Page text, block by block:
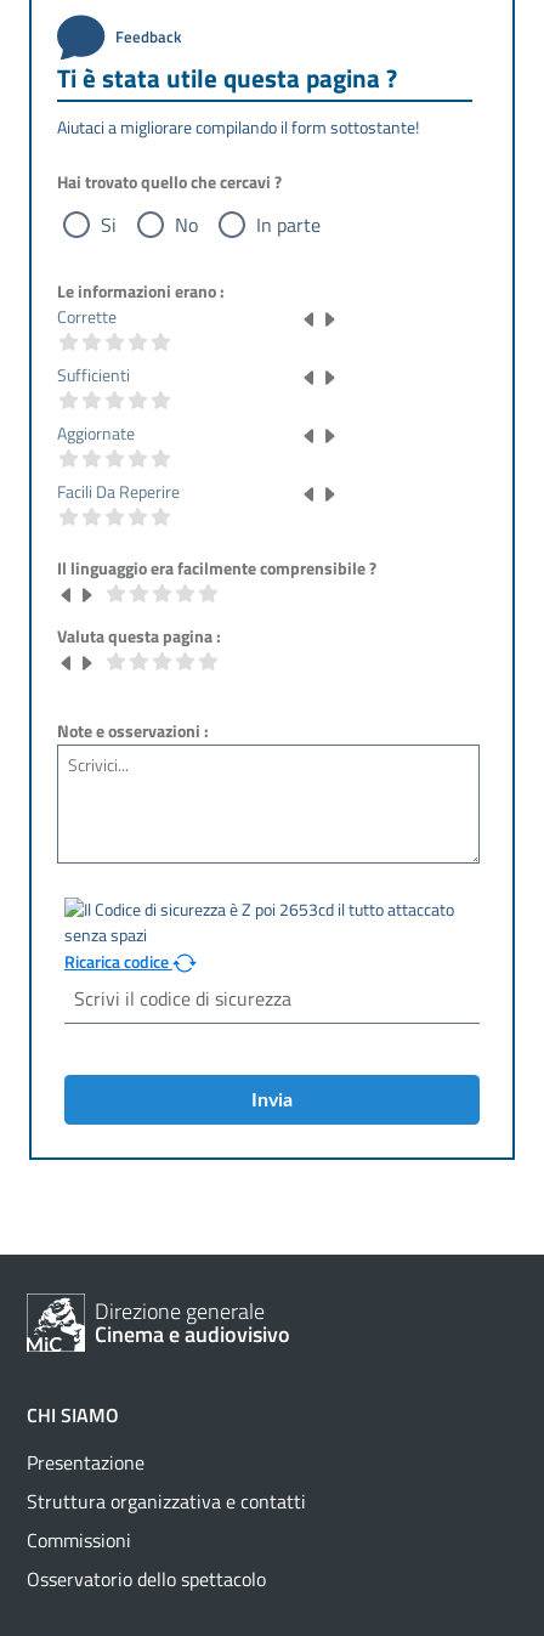
Feedback
Ti è stata utile questa pagina ?
Aiutaci a migliorare compilando il form sottostante!
Hai trovato quello che cercavi ?
Si No In parte
Le informazioni erano :
Corrette
Sufficienti
Aggiornate
Facili Da Reperire
Il linguaggio era facilmente comprensibile ?
Valuta questa pagina :
Note e osservazioni :
Ricarica codice
Invia
Direzione generale
Cinema e audiovisivo
CHI SIAMO
Presentazione
Struttura organizzativa e contatti
Commissioni
Osservatorio dello spettacolo